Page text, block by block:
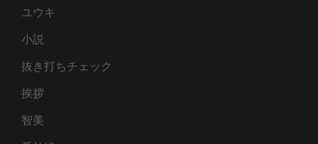
ユウキ
小説
抜き打ちチェック
挨拶
智美